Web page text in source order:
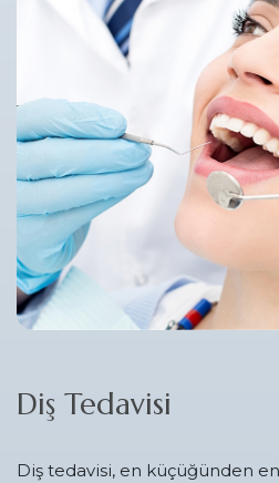
Diş Tedavisi
Diş tedavisi, en küçüğünden